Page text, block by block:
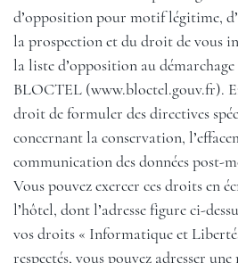
d’opposition pour motif légitime,
la prospection et du droit de vous
la liste d’opposition au
BLOCTEL (www.bloctel.gouv.fr).
droit de formuler des directives
concernant la conservation,
communication des données post-
Vous pouvez exercer ces droits en
l’hôtel, dont l’adresse figure ci-
vos droits « Informatique et
respectés, vous pouvez adresser